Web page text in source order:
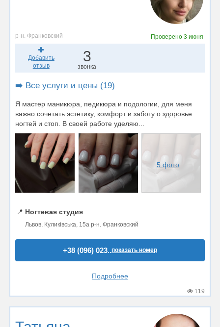
р-н. Франковский Проверено 3 июня
Добавить
отзыв
3
звонка
➡️ Все услуги и цены (19)
Я мастер маникюра, педикюра и подологии, для меня
важно сочетать эстетику, комфорт и заботу о здоровье
ногтей и стоп. В своей работе уделяю...
5 фото
📍 Ногтевая студия
Львов, Куликівська, 15а р-н. Франковский
+38 (096) 023..показать номер
Подробнее
119